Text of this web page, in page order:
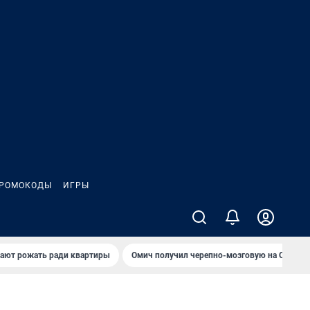
ИГРЫ
рожать ради квартиры Омич получил черепно-мозговую на ОНПЗ